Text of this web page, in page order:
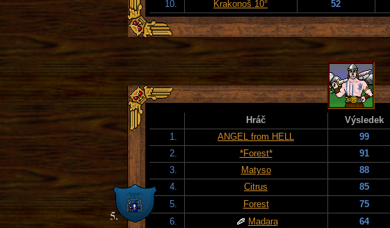
10.
Krakonoš 10° 52
Hráč Výsledek
1.
ANGEL from HELL 99
2.
*Forest* 91
3.
Matyso 88
4.
Citrus 85
5.
Forest 75
6.
Madara 64